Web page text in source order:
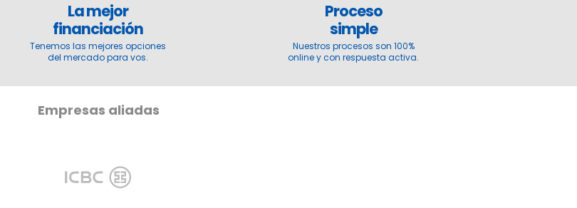
La mejor
financiación
Tenemos las mejores opciones
del mercado para vos.
Proceso
simple
Nuestros procesos son 100%
online y con respuesta activa.
Empresas aliadas